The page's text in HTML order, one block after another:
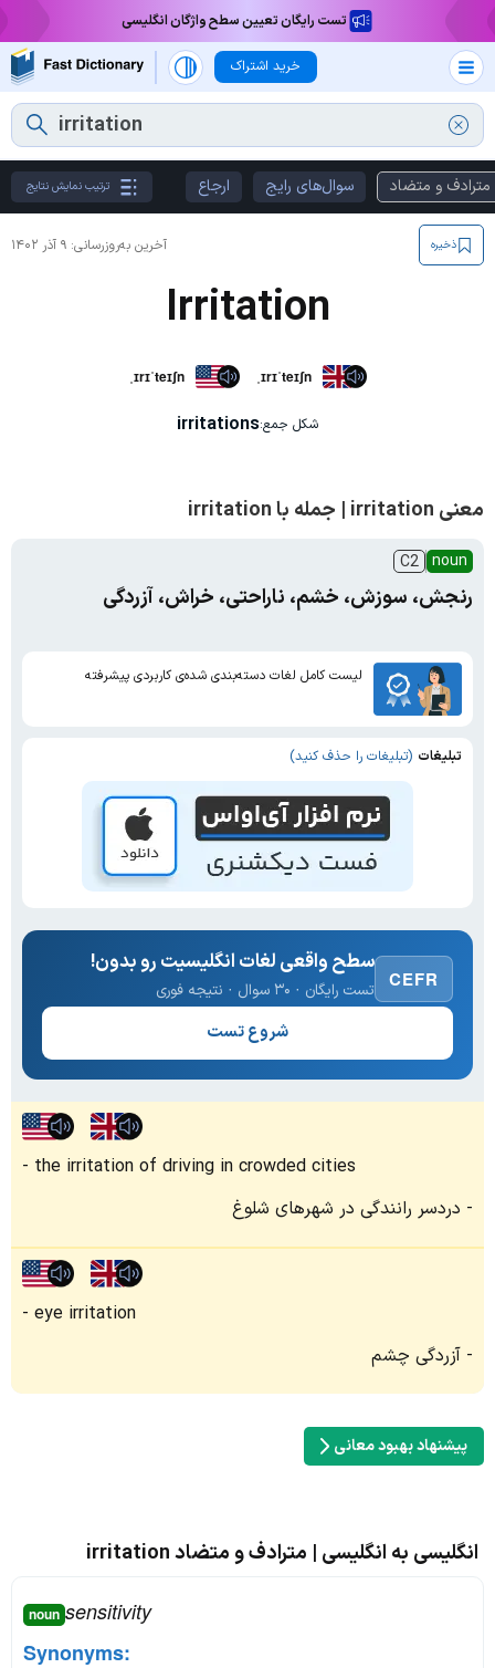
تست رایگان تعیین سطح واژگان انگلیسی
خرید اشتراک
مترادف و متضاد سوال‌های رایج ارجاع ترتیب نمایش نتایج
آخرین به‌روزرسانی: ۹ آذر ۱۴۰۲ ذخیره
Irritation
ˌɪrɪˈteɪʃn ˌɪrɪˈteɪʃn
شکل جمع:irritations
معنی irritation | جمله با irritation
noun
C2
رنجش، سوزش، خشم، ناراحتی، خراش، آزردگی
لیست کامل لغات دسته‌بندی شده‌ی کاربردی پیشرفته
تبلیغات (تبلیغات را حذف کنید)
CEFR
سطح واقعی لغات انگلیسیت رو بدون!
تست رایگان · ۳۰ سوال · نتیجه فوری
شروع تست
the irritation of driving in crowded cities
دردسر رانندگی در شهرهای شلوغ
eye irritation
آزردگی چشم
پیشنهاد بهبود معانی
انگلیسی به انگلیسی | مترادف و متضاد irritation
noun sensitivity
Synonyms: